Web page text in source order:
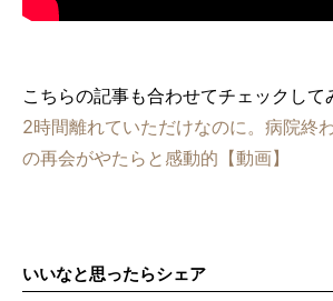
こちらの記事も合わせてチェックして
2時間離れていただけなのに。病院終
の再会がやたらと感動的【動画】
いいなと思ったらシェア